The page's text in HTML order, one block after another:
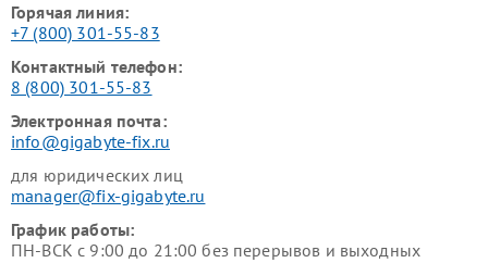
Горячая линия:
+7 (800) 301-55-83
Контактный телефон:
8 (800) 301-55-83
Электронная почта:
info@gigabyte-fix.ru
для юридических лиц
manager@fix-gigabyte.ru
График работы:
ПН-ВСК с 9:00 до 21:00 без перерывов и выходных